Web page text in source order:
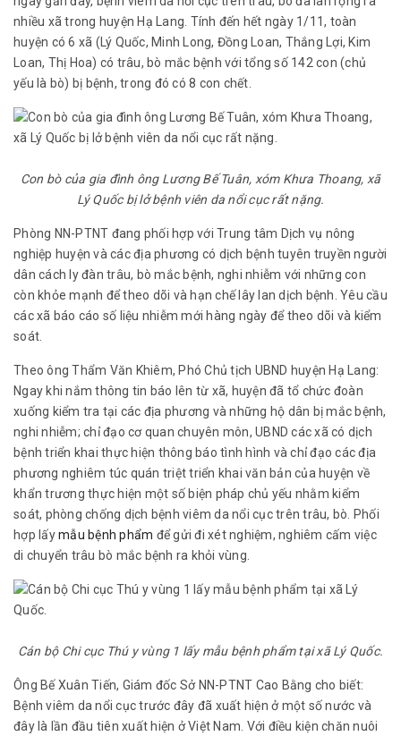
nhiều xã trong huyện Hạ Lang. Tính đến hết ngày 1/11, toàn
huyện có 6 xã (Lý Quốc, Minh Long, Đồng Loan, Thắng Lợi, Kim
Loan, Thị Hoa) có trâu, bò mắc bệnh với tổng số 142 con (chủ
yếu là bò) bị bệnh, trong đó có 8 con chết.
Con bò của gia đình ông Lương Bế Tuân, xóm Khưa Thoang, xã
Lý Quốc bị lở bệnh viên da nổi cục rất nặng.
Phòng NN-PTNT đang phối hợp với Trung tâm Dịch vụ nông
nghiệp huyện và các địa phương có dịch bệnh tuyên truyền người
dân cách ly đàn trâu, bò mắc bệnh, nghi nhiễm với những con
còn khỏe mạnh để theo dõi và hạn chế lây lan dịch bệnh. Yêu cầu
các xã báo cáo số liệu nhiễm mới hàng ngày để theo dõi và kiểm
soát.
Theo ông Thẩm Văn Khiêm, Phó Chủ tịch UBND huyện Hạ Lang:
Ngay khi nắm thông tin báo lên từ xã, huyện đã tổ chức đoàn
xuống kiểm tra tại các địa phương và những hộ dân bị mắc bệnh,
nghi nhiễm; chỉ đạo cơ quan chuyên môn, UBND các xã có dịch
bệnh triển khai thực hiện thông báo tình hình và chỉ đạo các địa
phương nghiêm túc quán triệt triển khai văn bản của huyện về
khẩn trương thực hiện một số biện pháp chủ yếu nhằm kiểm
soát, phòng chống dịch bệnh viêm da nổi cục trên trâu, bò. Phối
hợp lấymẫu bệnh phẩm để gửi đi xét nghiệm, nghiêm cấm việc
di chuyển trâu bò mắc bệnh ra khỏi vùng.
Cán bộ Chi cục Thú y vùng 1 lấy mẫu bệnh phẩm tại xã Lý Quốc.
Ông Bế Xuân Tiến, Giám đốc Sở NN-PTNT Cao Bằng cho biết:
Bệnh viêm da nổi cục trước đây đã xuất hiện ở một số nước và
đây là lần đầu tiên xuất hiện ở Việt Nam. Với điều kiện chăn nuôi